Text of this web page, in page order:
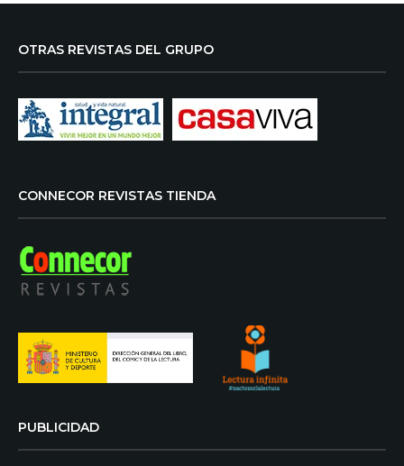
OTRAS REVISTAS DEL GRUPO
CONNECOR REVISTAS TIENDA
PUBLICIDAD